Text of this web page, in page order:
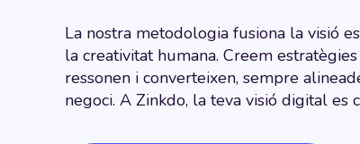
La nostra metodologia fusiona la visió
la creativitat humana. Creem
ressonen i converteixen, sempre
negoci. A Zinkdo, la teva visió digital es